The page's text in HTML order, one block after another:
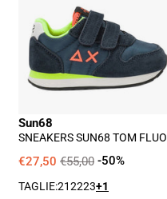
Fluo
Bimbo
-
Blu
Sun68
SNEAKERS SUN68 TOM FLUO
€27,50 €55,00 -50%
TAGLIE:212223+1